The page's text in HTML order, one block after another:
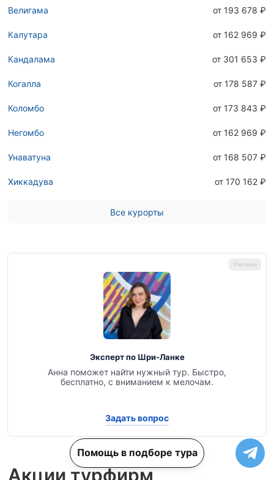
Велигама от 193 678 ₽
Калутара от 162 969 ₽
Кандалама от 301 653 ₽
Когалла от 178 587 ₽
Коломбо от 173 843 ₽
Негомбо от 162 969 ₽
Унаватуна от 168 507 ₽
Хиккадува от 170 162 ₽
Все курорты
Эксперт по Шри-Ланке
Анна поможет найти нужный тур. Быстро,
бесплатно, с вниманием к мелочам.
Задать вопрос
Акции турфирм
Помощь в подборе тура